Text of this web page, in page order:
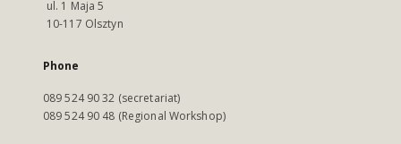
ul. 1 Maja 5
10-117 Olsztyn
Phone
089 524 90 32 (secretariat)
089 524 90 48 (Regional Workshop)